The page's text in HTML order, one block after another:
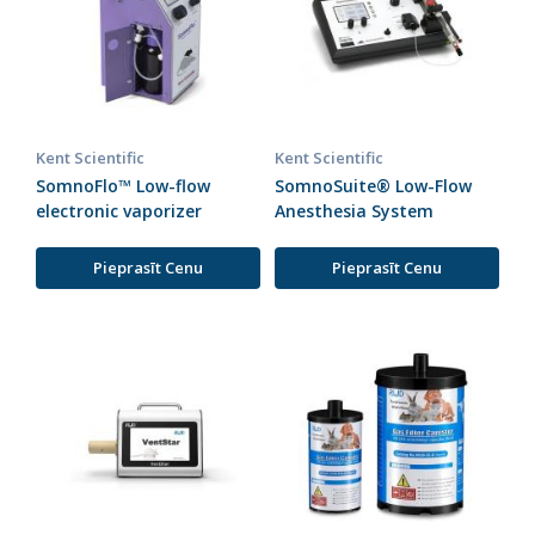
Kent Scientific
SomnoFlo™ Low-flow
electronic vaporizer
Pieprasīt Cenu
Kent Scientific
SomnoSuite® Low-Flow
Anesthesia System
Pieprasīt Cenu